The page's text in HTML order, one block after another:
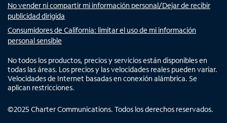
No vender ni compartir mi información personal/Dejar de recibir
publicidad dirigida
Consumidores de California: limitar el uso de mi información
personal sensible
No todos los productos, precios y servicios están disponibles en
todas las áreas. Los precios y las velocidades reales pueden variar.
Velocidades de Internet basadas en conexión alámbrica. Se
aplican restricciones.
©2025 Charter Communications. Todos los derechos reservados.